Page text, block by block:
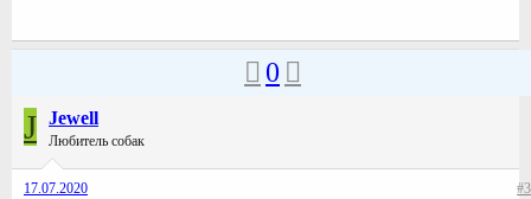
0
J Jewell
Любитель собак
17.07.2020 #3